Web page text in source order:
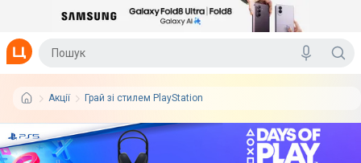
Aкції Грай зі стилем PlayStation